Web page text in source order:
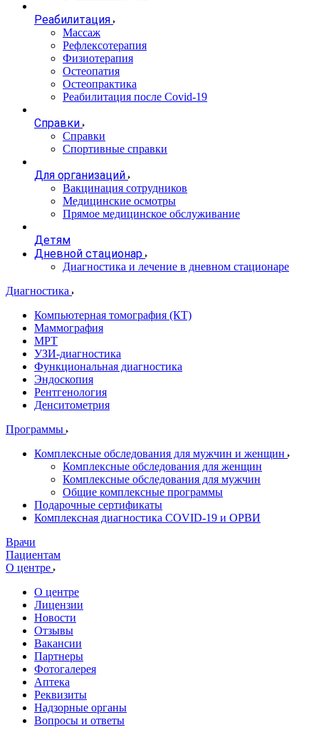
Реабилитация
Массаж
Рефлексотерапия
Физиотерапия
Остеопатия
Остеопрактика
Реабилитация после Covid-19
Справки
Справки
Спортивные справки
Для организаций
Вакцинация сотрудников
Медицинские осмотры
Прямое медицинское обслуживание
Детям
Дневной стационар
Диагностика и лечение в дневном стационаре
Диагностика
Компьютерная томография (КТ)
Маммография
МРТ
УЗИ-диагностика
Функциональная диагностика
Эндоскопия
Рентгенология
Денситометрия
Программы
Комплексные обследования для мужчин и женщин
Комплексные обследования для женщин
Комплексные обследования для мужчин
Общие комплексные программы
Подарочные сертификаты
Комплексная диагностика COVID-19 и ОРВИ
Врачи
Пациентам
О центре
О центре
Лицензии
Новости
Отзывы
Вакансии
Партнеры
Фотогалерея
Аптека
Реквизиты
Надзорные органы
Вопросы и ответы